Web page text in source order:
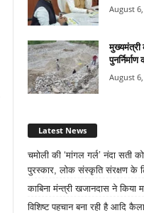
August
मुख्यमंत्री
August
Latest News
चमोली की ‘मांगल गर्ल’ नंदा सती
पुरस्कार, लोक संस्कृति संरक्षण के
काबिना मंन्त्री खजानदास ने किया
विशिष्ट पहचान बना रही है आदि